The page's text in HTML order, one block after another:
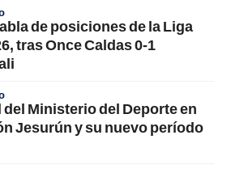
de posiciones de la Liga
tras Once Caldas 0-1
Ministerio del Deporte en
Jesurún y su nuevo período